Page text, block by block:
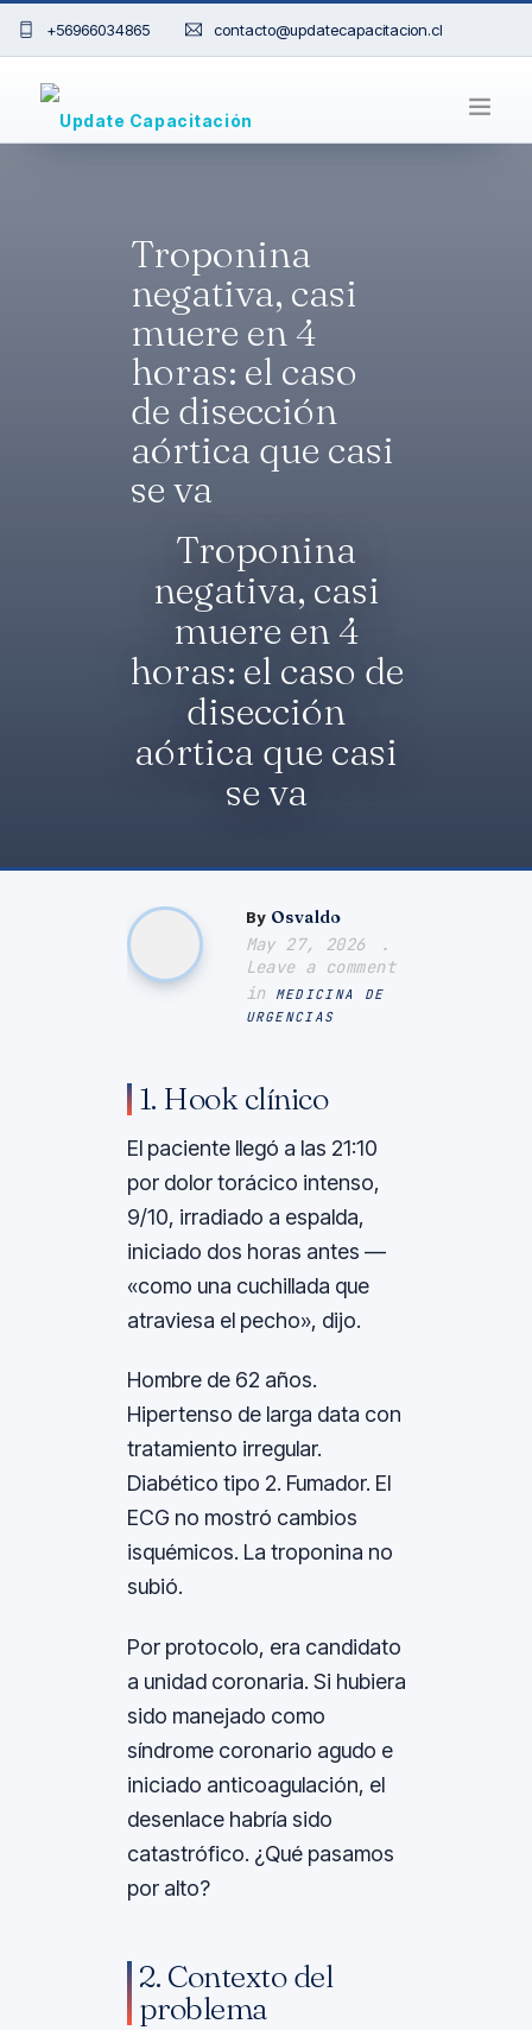
+56966034865 contacto@updatecapacitacion.cl
VALIDAR CERTIFICADO
E-LEARNING
PODCAST
Troponina
negativa, casi
muere en 4
horas: el caso
de disección
aórtica que casi
se va
Troponina
negativa, casi
muere en 4
horas: el caso de
disección
aórtica que casi
se va
By Osvaldo
May 27, 2026
Leave a comment
in
MEDICINA DE
URGENCIAS
1. Hook clínico
El paciente llegó a las 21:10
por dolor torácico intenso,
9/10, irradiado a espalda,
iniciado dos horas antes —
«como una cuchillada que
atraviesa el pecho», dijo.
Hombre de 62 años.
Hipertenso de larga data con
tratamiento irregular.
Diabético tipo 2. Fumador. El
ECG no mostró cambios
isquémicos. La troponina no
subió.
Por protocolo, era candidato
a unidad coronaria. Si hubiera
sido manejado como
síndrome coronario agudo e
iniciado anticoagulación, el
desenlace habría sido
catastrófico. ¿Qué pasamos
por alto?
2. Contexto del
problema